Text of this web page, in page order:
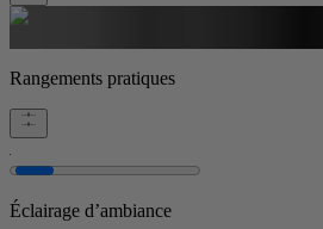
Rangements pratiques
Éclairage d’ambiance